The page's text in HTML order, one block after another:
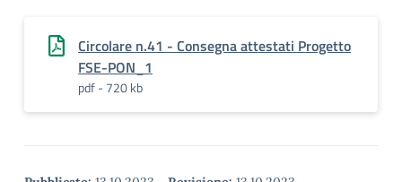
Circolare n.41 - Consegna attestati Progetto
FSE-PON_1
pdf - 720 kb